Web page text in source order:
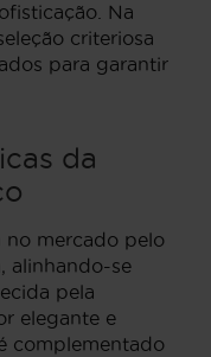
Na
criteriosa
para garantir
da
no mercado pelo
alinhando-se
pela
elegante e
complementado